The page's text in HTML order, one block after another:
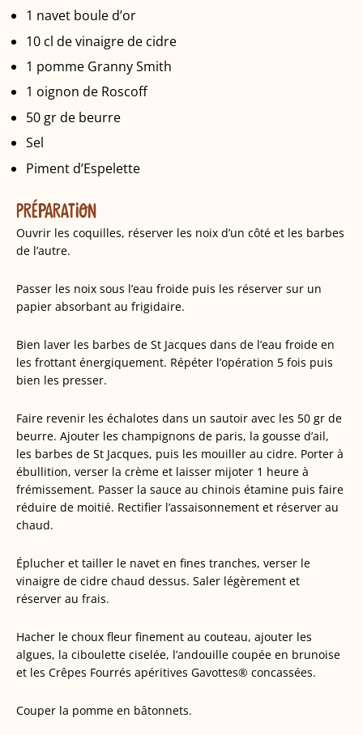
1 navet boule d’or
10 cl de vinaigre de cidre
1 pomme Granny Smith
1 oignon de Roscoff
50 gr de beurre
Sel
Piment d’Espelette
PRÉPARATION
Ouvrir les coquilles, réserver les noix d’un côté et les barbes
de l’autre.
Passer les noix sous l’eau froide puis les réserver sur un
papier absorbant au frigidaire.
Bien laver les barbes de St Jacques dans de l’eau froide en
les frottant énergiquement. Répéter l’opération 5 fois puis
bien les presser.
Faire revenir les échalotes dans un sautoir avec les 50 gr de
beurre. Ajouter les champignons de paris, la gousse d’ail,
les barbes de St Jacques, puis les mouiller au cidre. Porter à
ébullition, verser la crème et laisser mijoter 1 heure à
frémissement. Passer la sauce au chinois étamine puis faire
réduire de moitié. Rectifier l’assaisonnement et réserver au
chaud.
Éplucher et tailler le navet en fines tranches, verser le
vinaigre de cidre chaud dessus. Saler légèrement et
réserver au frais.
Hacher le choux fleur finement au couteau, ajouter les
algues, la ciboulette ciselée, l’andouille coupée en brunoise
et les Crêpes Fourrés apéritives Gavottes® concassées.
Couper la pomme en bâtonnets.